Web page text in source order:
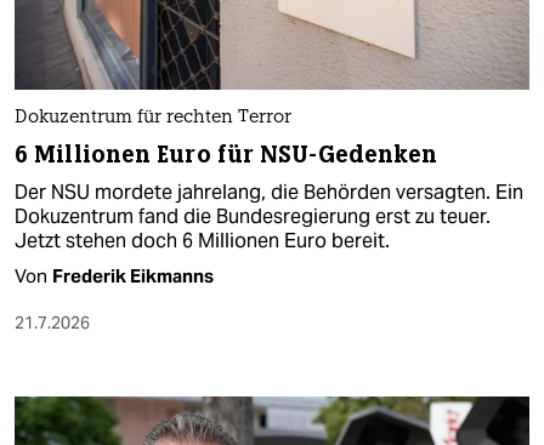
Dokuzentrum für rechten Terror
6 Millionen Euro für NSU-Gedenken
Der NSU mordete jahrelang, die Behörden versagten. Ein
Dokuzentrum fand die Bundesregierung erst zu teuer.
Jetzt stehen doch 6 Millionen Euro bereit.
Von Frederik Eikmanns
21.7.2026